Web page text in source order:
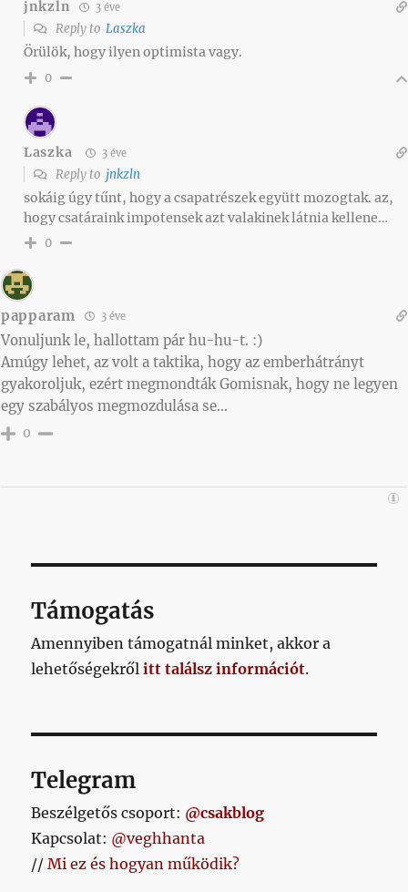
jnkzln 3 éve
Reply to Laszka
Örülök, hogy ilyen optimista vagy.
0
Laszka 3 éve
Reply to jnkzln
sokáig úgy tűnt, hogy a csapatrészek együtt mozogtak. az,
hogy csatáraink impotensek azt valakinek látnia kellene…
0
papparam 3 éve
Vonuljunk le, hallottam pár hu-hu-t. :)
Amúgy lehet, az volt a taktika, hogy az emberhátrányt
gyakoroljuk, ezért megmondták Gomisnak, hogy ne legyen
egy szabályos megmozdulása se…
0
Támogatás
Amennyiben támogatnál minket, akkor a
lehetőségekrőlitt találsz információt.
Telegram
Beszélgetős csoport: @csakblog
Kapcsolat: @veghhanta
//Mi ez és hogyan működik?